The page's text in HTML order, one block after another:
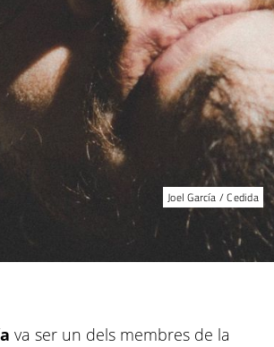
Joel García / Cedida
va ser un dels membres de la